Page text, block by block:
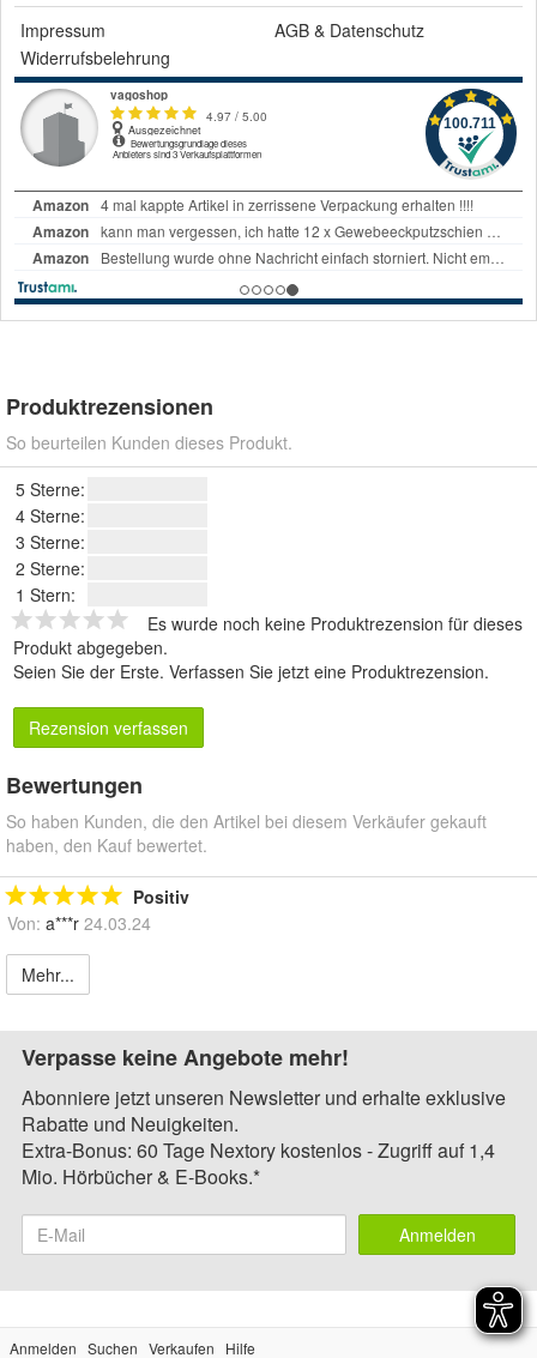
Impressum
AGB & Datenschutz
Widerrufsbelehrung
Produktrezensionen
So beurteilen Kunden dieses Produkt.
5 Sterne:
4 Sterne:
3 Sterne:
2 Sterne:
1 Stern:
Es wurde noch keine Produktrezension für dieses
Produkt abgegeben.
Seien Sie der Erste. Verfassen Sie jetzt eine Produktrezension.
Rezension verfassen
Bewertungen
So haben Kunden, die den Artikel bei diesem Verkäufer gekauft
haben, den Kauf bewertet.
Positiv
Von: a***r 24.03.24
Mehr...
Verpasse keine Angebote mehr!
Abonniere jetzt unseren Newsletter und erhalte exklusive
Rabatte und Neuigkeiten.
Extra-Bonus: 60 Tage Nextory kostenlos - Zugriff auf 1,4
Mio. Hörbücher & E-Books.*
Anmelden
Anmelden Suchen Verkaufen
Hilfe